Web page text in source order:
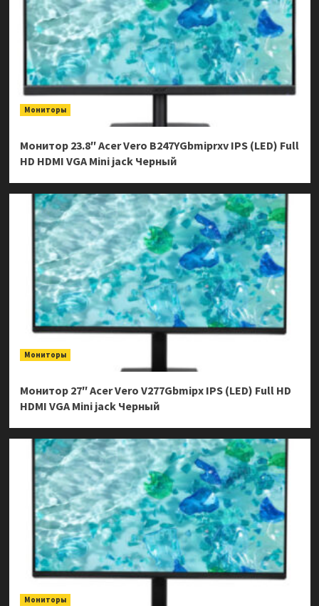
Мониторы
Монитор 23.8″ Acer Vero B247YGbmiprxv IPS (LED) Full
HD HDMI VGA Mini jack Черный
Мониторы
Монитор 27″ Acer Vero V277Gbmipx IPS (LED) Full HD
HDMI VGA Mini jack Черный
Мониторы